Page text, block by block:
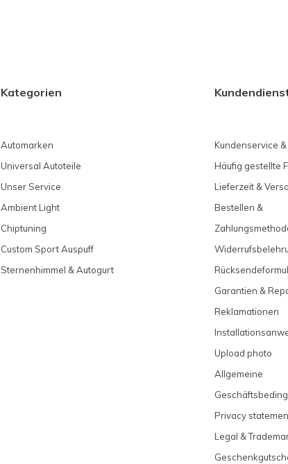
Kategorien
Automarken
Universal Autoteile
Unser Service
Ambient Light
Chiptuning
Custom Sport Auspuff
Sternenhimmel & Autogurt
Kundenservice
Häufig gestellte
Lieferzeit &
Bestellen &
Garantien &
Reklamationen
Upload photo
Allgemeine
Privacy
Legal &